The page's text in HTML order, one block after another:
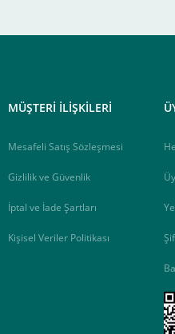
MÜŞTERİ İLİŞKİLERİ
Mesafeli Satış Sözleşmesi
Gizlilik ve Güvenlik
İptal ve İade Şartları
Kişisel Veriler Politikası